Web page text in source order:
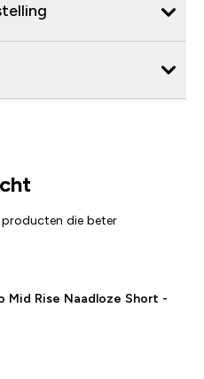
die beter
Mid Rise Naadloze Short -